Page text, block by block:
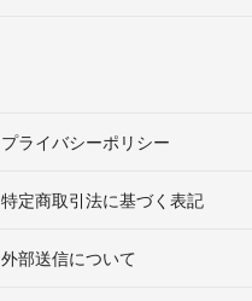
プライバシーポリシー
特定商取引法に基づく表記
外部送信について